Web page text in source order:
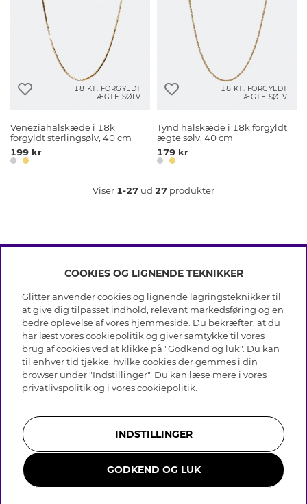
18 KT. FORGYLDT
ÆGTE SØLV
Veneziahalskæde i 18k
forgyldt sterlingsølv, 40 cm
199 kr
18 KT. FORGYLDT
ÆGTE SØLV
Tynd halskæde i 18k forgyldt
ægte sølv, 40 cm
179 kr
Viser 1-27 ud 27 produkter
INFO
Betingelser
Databeskyttelsespolitik
Cookies
Medlemsbetingelser
Job hos Glitter
Tilbagekaldelse
Gavekortsaldo
OM GLITTER
Black Friday
Vores butikker
Virksomhedens historie
Whistleblowing
Presse & Samarbejde
HJÆLP
Ofte stillede spørsmål
Kundeservice
Plejeråd skindhandsker
Størrelsesguide til ringe
Smykker i rustfrit stål
Bliv medlem
COOKIES OG LIGNENDE TEKNIKKER
Glitter anvender cookies og lignende lagringsteknikker til
at give dig tilpasset indhold, relevant markedsføring og en
bedre oplevelse af vores hjemmeside. Du bekræfter, at du
har læst vores cookiepolitik og giver samtykke til vores
brug af cookies ved at klikke på "Godkend og luk". Du kan
til enhver tid tjekke, hvilke cookies der gemmes i din
browser under "Indstillinger". Du kan læse mere i vores
privatlivspolitik og i vorescookiepolitik
INDSTILLINGER
GODKEND OG LUK